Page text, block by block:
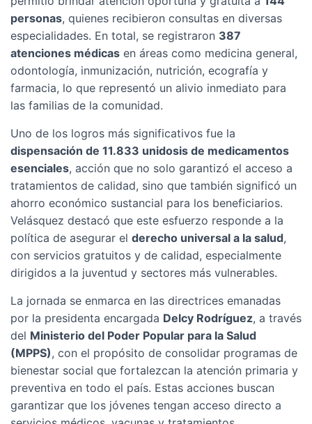
personas, quienes recibieron consultas en diversas
especialidades. En total, se registraron 387
atenciones médicas en áreas como medicina general,
odontología, inmunización, nutrición, ecografía y
farmacia, lo que representó un alivio inmediato para
las familias de la comunidad.
Uno de los logros más significativos fue la
dispensación de 11.833 unidosis de medicamentos
esenciales, acción que no solo garantizó el acceso a
tratamientos de calidad, sino que también significó un
ahorro económico sustancial para los beneficiarios.
Velásquez destacó que este esfuerzo responde a la
política de asegurar el derecho universal a la salud,
con servicios gratuitos y de calidad, especialmente
dirigidos a la juventud y sectores más vulnerables.
La jornada se enmarca en las directrices emanadas
por la presidenta encargada Delcy Rodríguez, a través
del Ministerio del Poder Popular para la Salud
(MPPS), con el propósito de consolidar programas de
bienestar social que fortalezcan la atención primaria y
preventiva en todo el país. Estas acciones buscan
garantizar que los jóvenes tengan acceso directo a